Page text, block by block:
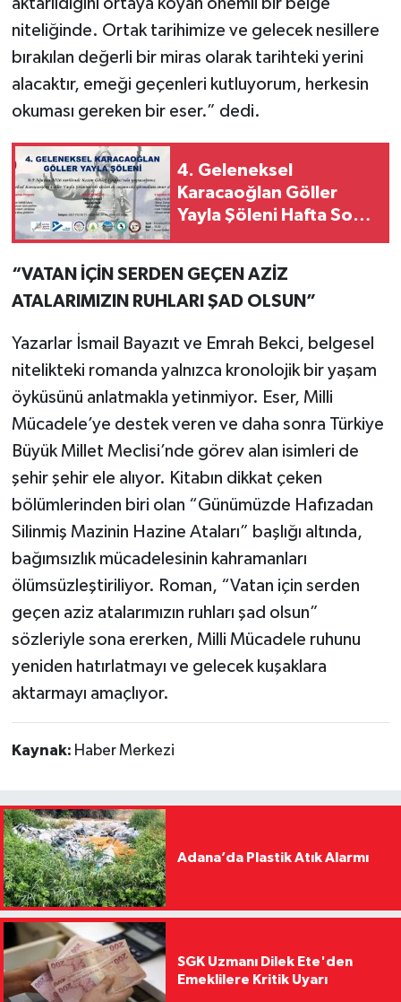
aktarıldığını ortaya koyan önemli bir belge
niteliğinde. Ortak tarihimize ve gelecek nesillere
bırakılan değerli bir miras olarak tarihteki yerini
alacaktır, emeği geçenleri kutluyorum, herkesin
okuması gereken bir eser.” dedi.
4. Geleneksel
Karacaoğlan Göller
Yayla Şöleni Hafta Sonu
“VATAN İÇİN SERDEN GEÇEN AZİZ
ATALARIMIZIN RUHLARI ŞAD OLSUN”
Yazarlar İsmail Bayazıt ve Emrah Bekci, belgesel
nitelikteki romanda yalnızca kronolojik bir yaşam
öyküsünü anlatmakla yetinmiyor. Eser, Milli
Mücadele’ye destek veren ve daha sonra Türkiye
Büyük Millet Meclisi’nde görev alan isimleri de
şehir şehir ele alıyor. Kitabın dikkat çeken
bölümlerinden biri olan “Günümüzde Hafızadan
Silinmiş Mazinin Hazine Ataları” başlığı altında,
bağımsızlık mücadelesinin kahramanları
ölümsüzleştiriliyor. Roman, “Vatan için serden
geçen aziz atalarımızın ruhları şad olsun”
sözleriyle sona ererken, Milli Mücadele ruhunu
yeniden hatırlatmayı ve gelecek kuşaklara
aktarmayı amaçlıyor.
Kaynak: Haber Merkezi
Adana’da Plastik Atık Alarmı
SGK Uzmanı Dilek Ete'den
Emeklilere Kritik Uyarı